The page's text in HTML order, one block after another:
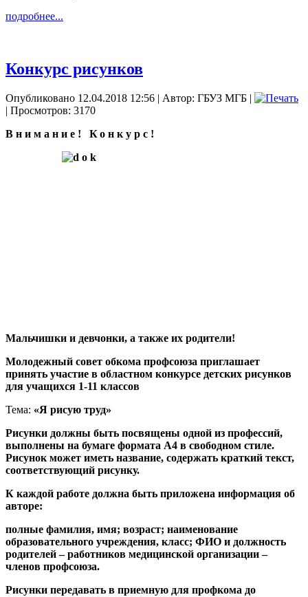
подробнее...
Конкурс рисунков
Опубликовано 12.04.2018 12:56 | Автор: ГБУЗ МГБ |
| Просмотров: 3170
Внимание! Конкурс!
Мальчишки и девчонки, а также их родители!
Молодежный совет обкома профсоюза приглашает
принять участие в областном конкурсе детских рисунков
для учащихся 1-11 классов
Тема: «Я рисую труд»
Рисунки должны быть посвящены одной из профессий,
выполнены на бумаге формата А4 в свободном стиле.
Рисунок может иметь название, содержать краткий текст,
соответствующий рисунку.
К каждой работе должна быть приложена информация об
авторе:
полные фамилия, имя; возраст; наименование
образовательного учреждения, класс; ФИО и должность
родителей – работников медицинской организации –
членов профсоюза.
Рисунки передавать в приемную для профкома до